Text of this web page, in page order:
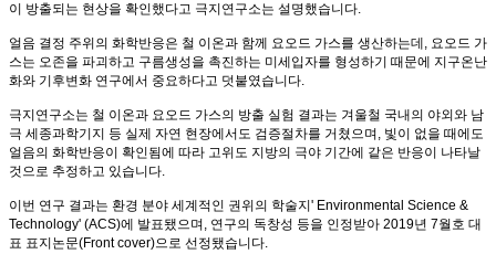
이 방출되는 현상을 확인했다고 극지연구소는 설명했습니다.
얼음 결정 주위의 화학반응은 철 이온과 함께 요오드 가스를 생산하는데, 요오드 가
스는 오존을 파괴하고 구름생성을 촉진하는 미세입자를 형성하기 때문에 지구온난
화와 기후변화 연구에서 중요하다고 덧붙였습니다.
극지연구소는 철 이온과 요오드 가스의 방출 실험 결과는 겨울철 국내의 야외와 남
극 세종과학기지 등 실제 자연 현장에서도 검증절차를 거쳤으며, 빛이 없을 때에도
얼음의 화학반응이 확인됨에 따라 고위도 지방의 극야 기간에 같은 반응이 나타날
것으로 추정하고 있습니다.
이번 연구 결과는 환경 분야 세계적인 권위의 학술지' Environmental Science &
Technology' (ACS)에 발표됐으며, 연구의 독창성 등을 인정받아 2019년 7월호 대
표 표지논문(Front cover)으로 선정됐습니다.